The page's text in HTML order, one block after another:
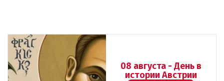
08 августа - День в
истории Австрии